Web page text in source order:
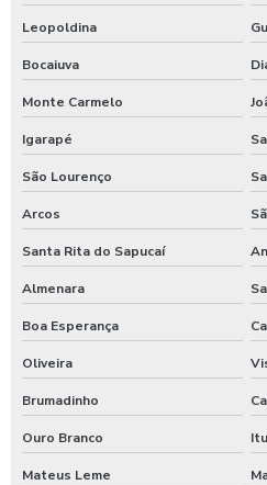
Moedeiro para calibrador de pneus
Polímero catiônico tratamento de água
Posto com aspirador self service
Posto com aspirador self service sp
Posto de lavagem de caminhões
Preço de controlador de banho
Produto para higienização interna de
Produtos para lavagem de caminhões
Produtos para limpeza interna
Produtos quimico para lavagem de
Leopoldina
Bocaiuva
Monte Carmelo
Igarapé
São Lourenço
Arcos
Santa Rita do Sapucaí
Almenara
Boa Esperança
Oliveira
Brumadinho
Ouro Branco
Mateus Leme